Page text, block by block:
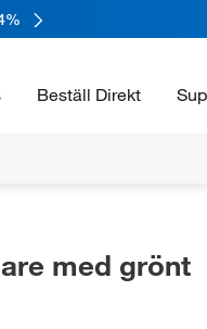
Beställ Direkt
med grönt